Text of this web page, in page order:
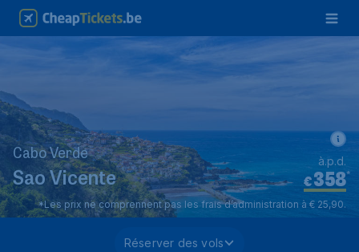
Cabo Verde
Sao Vicente €358*
à.p.d.
*Les prix ne comprennent pas les frais d’administration à € 25,90.
Réserver des vols